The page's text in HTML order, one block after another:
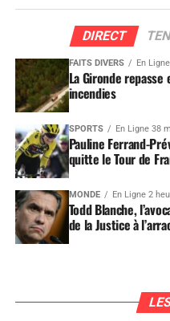
DIRECT
FAITS DIVERS En
La Gironde
incendies
SPORTS En Ligne 38
Pauline Ferrand-
quitte le Tour de
MONDE En Ligne 2
Todd Blanche,
de la Justice à